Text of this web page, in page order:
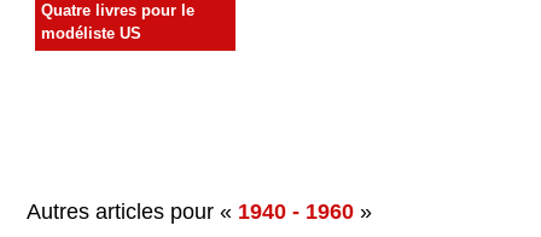
Quatre livres pour le
modéliste US
Autres articles pour « 1940 - 1960 »